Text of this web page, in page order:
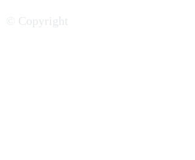
personnalités communs
© Copyright